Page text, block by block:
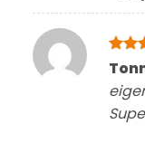
uit